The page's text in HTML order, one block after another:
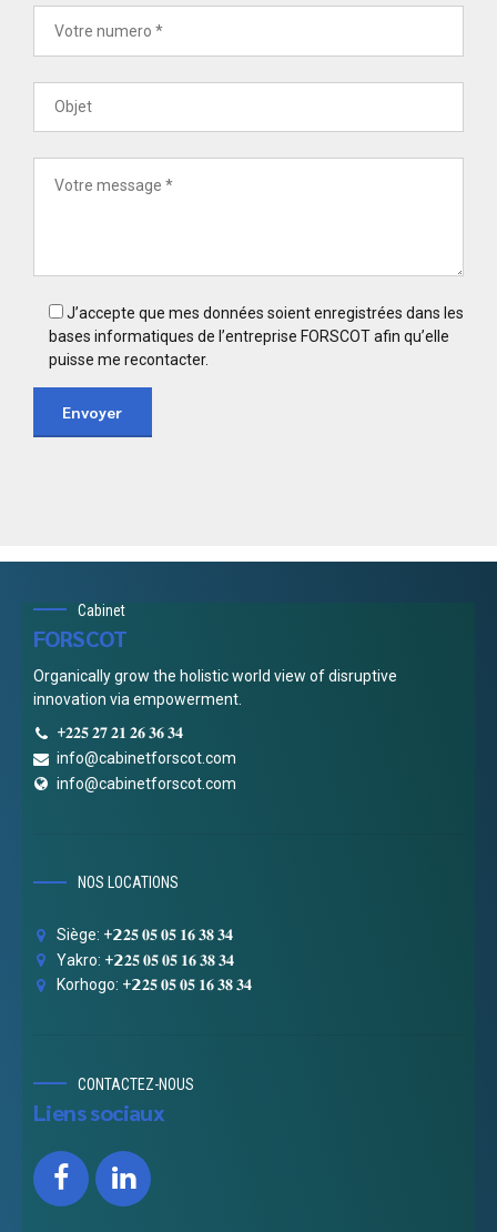
J’accepte que mes données soient enregistrées dans les
bases informatiques de l’entreprise FORSCOT afin qu’elle
puisse me recontacter.
Cabinet
FORSCOT
Organically grow the holistic world view of disruptive
innovation via empowerment.
+𝟐𝟐𝟓 𝟐𝟕 𝟐𝟏 𝟐𝟔 𝟑𝟔 𝟑𝟒
info@cabinetforscot.com
info@cabinetforscot.com
NOS LOCATIONS
Siège: +𝟮𝟐𝟓 𝟎𝟓 𝟎𝟓 𝟏𝟔 𝟑𝟖 𝟑𝟒
Yakro: +𝟮𝟐𝟓 𝟎𝟓 𝟎𝟓 𝟏𝟔 𝟑𝟖 𝟑𝟒
Korhogo: +𝟮𝟐𝟓 𝟎𝟓 𝟎𝟓 𝟏𝟔 𝟑𝟖 𝟑𝟒
CONTACTEZ-NOUS
Liens sociaux